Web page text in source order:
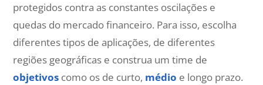
protegidos contra as constantes oscilações e
quedas do mercado financeiro. Para isso, escolha
diferentes tipos de aplicações, de diferentes
regiões geográficas e construa um time de
objetivos como os de curto, médio e longo prazo.